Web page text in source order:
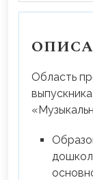
Область